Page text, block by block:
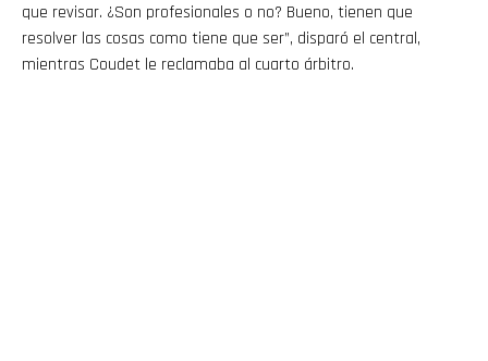
que revisar. ¿Son profesionales o no? Bueno, tienen que
resolver las cosas como tiene que ser”, disparó el central,
mientras Coudet le reclamaba al cuarto árbitro.